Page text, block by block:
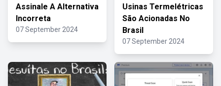
Assinale A Alternativa
Incorreta
07 September 2024
Usinas Termelétricas
São Acionadas No
Brasil
07 September 2024